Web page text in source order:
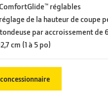
réglables
de la hauteur de coupe
par accroissement de
cm (1 à 5 po)